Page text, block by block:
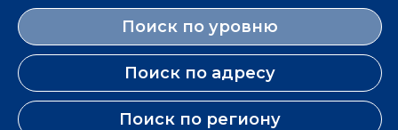
Поиск по уровню
Поиск по адресу
Поиск по региону